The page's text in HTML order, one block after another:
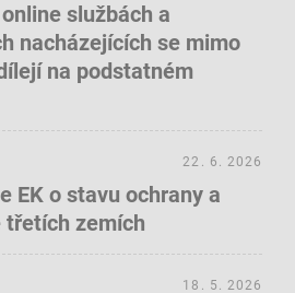
službách a
nacházejících se mimo
na podstatném
EK o stavu ochrany a
třetích zemích
22. 6. 2026
18. 5. 2026